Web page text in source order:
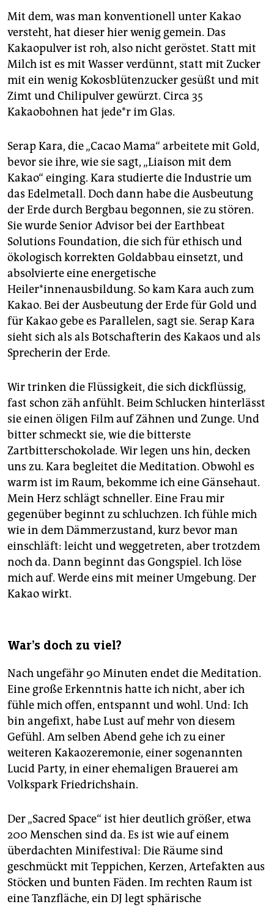
Mit dem, was man konven­tionell unter Kakao
versteht, hat dieser hier wenig gemein. Das
Kakaopulver ist roh, also nicht geröstet. Statt mit
Milch ist es mit Wasser verdünnt, statt mit Zucker
mit ein wenig Kokosblütenzucker gesüßt und mit
Zimt und Chilipulver gewürzt. Circa 35
Kakaobohnen hat jede*r im Glas.
Serap Kara, die „Cacao Mama“ arbeitete mit Gold,
bevor sie ihre, wie sie sagt, „Liaison mit dem
Kakao“ einging. Kara studierte die Industrie um
das Edelmetall. Doch dann habe die Ausbeutung
der Erde durch Bergbau begonnen, sie zu stören.
Sie wurde Senior Advisor bei der Earthbeat
Solutions Foundation, die sich für ethisch und
ökologisch korrekten Goldabbau einsetzt, und
absolvierte eine energetische
Heiler*innenausbildung. So kam Kara auch zum
Kakao. Bei der Ausbeutung der Erde für Gold und
für Kakao gebe es Paral­lelen, sagt sie. Serap Kara
sieht sich als als Botschafterin des Kakaos und als
Sprecherin der Erde.
Wir trinken die Flüssigkeit, die sich dickflüssig,
fast schon zäh anfühlt. Beim Schlucken hinterlässt
sie einen öligen Film auf Zähnen und Zunge. Und
bitter schmeckt sie, wie die bitterste
Zartbitterschokolade. Wir legen uns hin, decken
uns zu. Kara begleitet die Meditation. Obwohl es
warm ist im Raum, bekomme ich eine Gänsehaut.
Mein Herz schlägt schneller. Eine Frau mir
gegenüber beginnt zu schluchzen. Ich fühle mich
wie in dem Dämmerzustand, kurz bevor man
einschläft: leicht und weggetreten, aber trotzdem
noch da. Dann beginnt das Gongspiel. Ich löse
mich auf. Werde eins mit meiner Umgebung. Der
Kakao wirkt.
War's doch zu viel?
Nach ungefähr 90 Minuten endet die Meditation.
Eine große Erkenntnis hatte ich nicht, aber ich
fühle mich offen, entspannt und wohl. Und: Ich
bin angefixt, habe Lust auf mehr von diesem
Gefühl. Am selben Abend gehe ich zu einer
weiteren Kakaozeremonie, einer sogenannten
Lucid Party, in einer ehemaligen Brauerei am
Volkspark Friedrichshain.
Der „Sacred Space“ ist hier deutlich größer, etwa
200 Menschen sind da. Es ist wie auf einem
überdachten Minifestival: Die Räume sind
geschmückt mit Teppichen, Kerzen, Artefakten aus
Stöcken und bunten Fäden. Im rechten Raum ist
eine Tanzfläche, ein DJ legt sphärische